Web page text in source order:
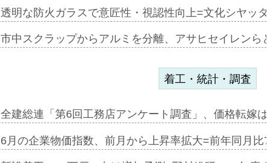
透明な防火ガラスで意匠性・視認性向上=文化シヤッ
市中スクラップからアルミを分離、アサヒセイレン
着工・統計・調査
全建総連「第6回工務店アンケート調査」、価格転嫁
6月の企業物価指数、前月から上昇率拡大=前年同月